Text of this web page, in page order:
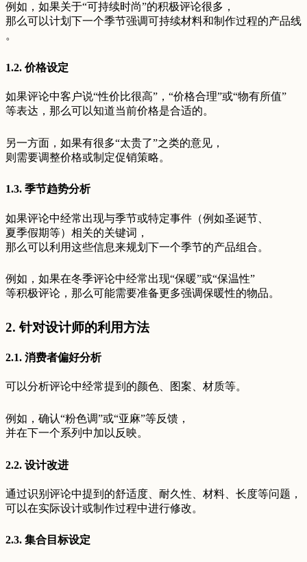
例如，如果关于“可持续时尚”的积极评论很多，
那么可以计划下一个季节强调可持续材料和制作过程的产品线
。
1.2. 价格设定
如果评论中客户说“性价比很高”，“价格合理”或“物有所值”
等表达，那么可以知道当前价格是合适的。
另一方面，如果有很多“太贵了”之类的意见，
则需要调整价格或制定促销策略。
1.3. 季节趋势分析
如果评论中经常出现与季节或特定事件（例如圣诞节、
夏季假期等）相关的关键词，
那么可以利用这些信息来规划下一个季节的产品组合。
例如，如果在冬季评论中经常出现“保暖”或“保温性”
等积极评论，那么可能需要准备更多强调保暖性的物品。
2. 针对设计师的利用方法
2.1. 消费者偏好分析
可以分析评论中经常提到的颜色、图案、材质等。
例如，确认“粉色调”或“亚麻”等反馈，
并在下一个系列中加以反映。
2.2. 设计改进
通过识别评论中提到的舒适度、耐久性、材料、长度等问题，
可以在实际设计或制作过程中进行修改。
2.3. 集合目标设定